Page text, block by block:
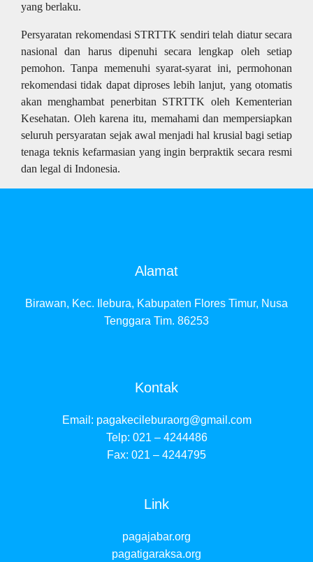
yang berlaku.
Persyaratan rekomendasi STRTTK sendiri telah diatur secara
nasional dan harus dipenuhi secara lengkap oleh setiap
pemohon. Tanpa memenuhi syarat-syarat ini, permohonan
rekomendasi tidak dapat diproses lebih lanjut, yang otomatis
akan menghambat penerbitan STRTTK oleh Kementerian
Kesehatan. Oleh karena itu, memahami dan mempersiapkan
seluruh persyaratan sejak awal menjadi hal krusial bagi setiap
tenaga teknis kefarmasian yang ingin berpraktik secara resmi
dan legal di Indonesia.
Alamat
Birawan, Kec. Ilebura, Kabupaten Flores Timur, Nusa
Tenggara Tim. 86253
Kontak
Email: pagakecileburaorg@gmail.com
Telp: 021 – 4244486
Fax: 021 – 4244795
Link
pagajabar.org
pagatigaraksa.org